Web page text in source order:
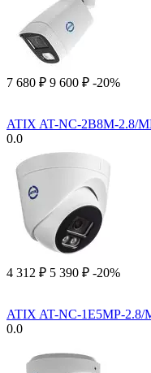
7 680 ₽ 9 600 ₽ -20%
ATIX AT-NC-2B8M-2.8/
0.0
4 312 ₽ 5 390 ₽ -20%
ATIX AT-NC-1E5MP-2.8/
0.0